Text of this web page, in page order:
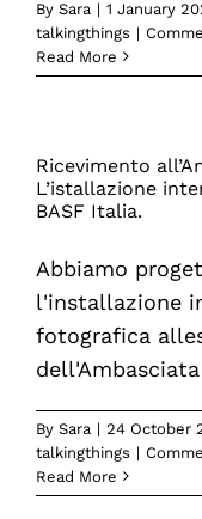
By Sara | 1 January
talkingthings |
Read More
Ricevimento
L’istallazione
BASF Italia.
Abbiamo
l'installazione
fotografica
By Sara | 24 October
talkingthings |
Read More